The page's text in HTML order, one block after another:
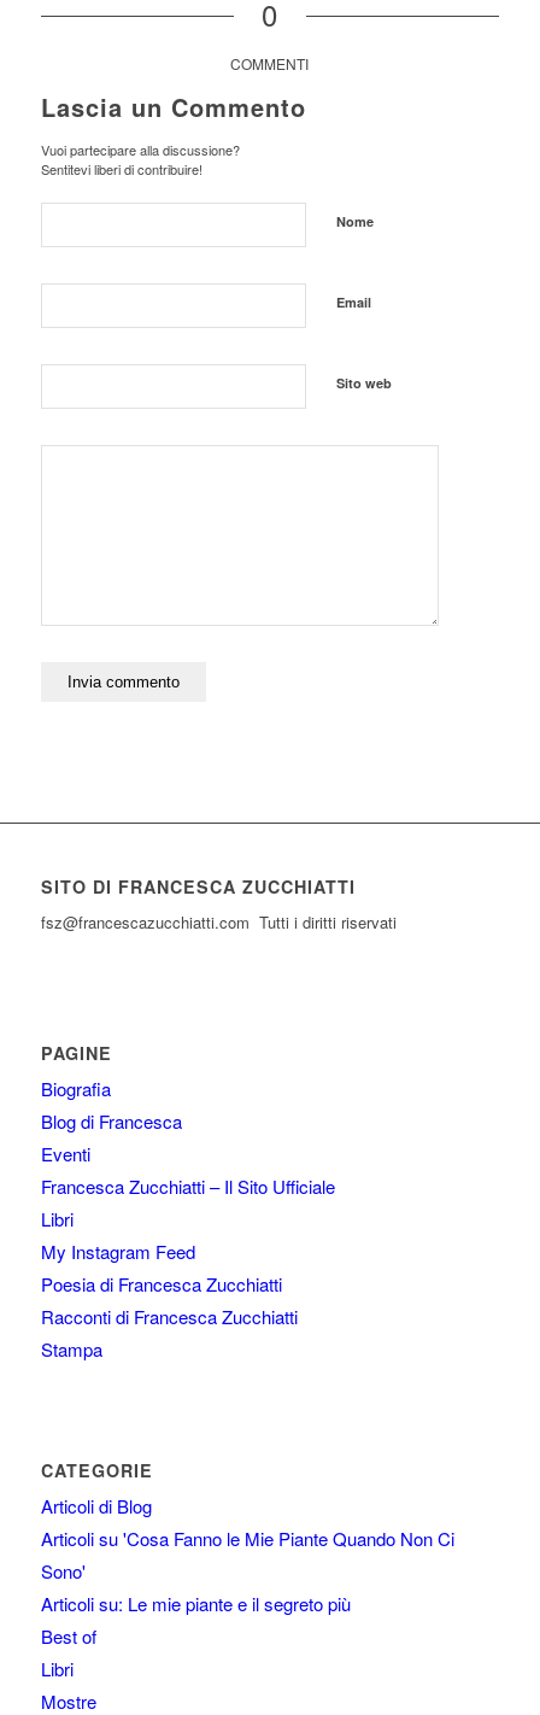
0
COMMENTI
Lascia un Commento
Vuoi partecipare alla discussione?
Sentitevi liberi di contribuire!
Nome
Email
Sito web
SITO DI FRANCESCA ZUCCHIATTI
fsz@francescazucchiatti.com Tutti i diritti riservati
PAGINE
Biografia
Blog di Francesca
Eventi
Francesca Zucchiatti – Il Sito Ufficiale
Libri
My Instagram Feed
Poesia di Francesca Zucchiatti
Racconti di Francesca Zucchiatti
Stampa
CATEGORIE
Articoli di Blog
Articoli su 'Cosa Fanno le Mie Piante Quando Non Ci
Sono'
Articoli su: Le mie piante e il segreto più
Best of
Libri
Mostre